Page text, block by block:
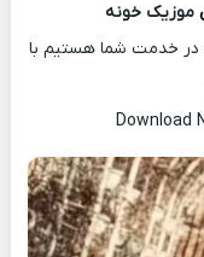
موزیک خونه
در خدمت شما هستیم با
Download